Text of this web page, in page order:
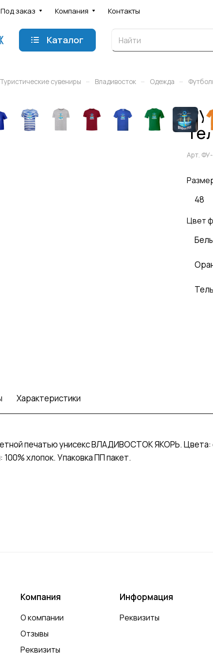
Под заказ Компания Контакты
Каталог
Туристические сувениры – Владивосток – Одежда –
Арт.
48
Цвет
Характеристики
печатью унисекс ВЛАДИВОСТОК ЯКОРЬ. Цвета:
хлопок. Упаковка ПП пакет.
Компания
О компании
Отзывы
Реквизиты
Информация
Реквизиты